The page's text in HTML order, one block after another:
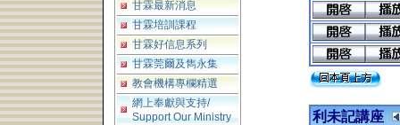
甘霖最新消息
甘霖培訓課程
甘霖好信息系列
甘霖莞爾及雋永集
教會機構專欄精選
網上奉獻與支持/
Support Our Ministry
利未記講座